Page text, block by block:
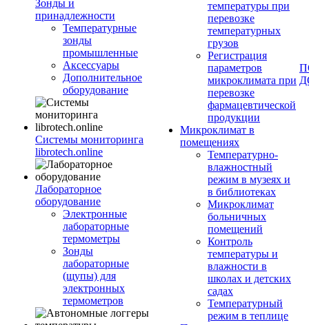
Зонды и
принадлежности
Температурные
зонды
промышленные
Аксессуары
Дополнительное
оборудование
Системы мониторинга
librotech.online
Лабораторное
оборудование
Электронные
лабораторные
термометры
Зонды
лабораторные
(щупы) для
электронных
термометров
температуры при
перевозке
температурных
грузов
Регистрация
параметров
микроклимата при
перевозке
фармацевтической
продукции
Микроклимат в
помещениях
Температурно-
влажностный
режим в музеях и
в библиотеках
Микроклимат
больничных
помещений
Контроль
температуры и
влажности в
школах и детских
садах
Температурный
режим в теплице